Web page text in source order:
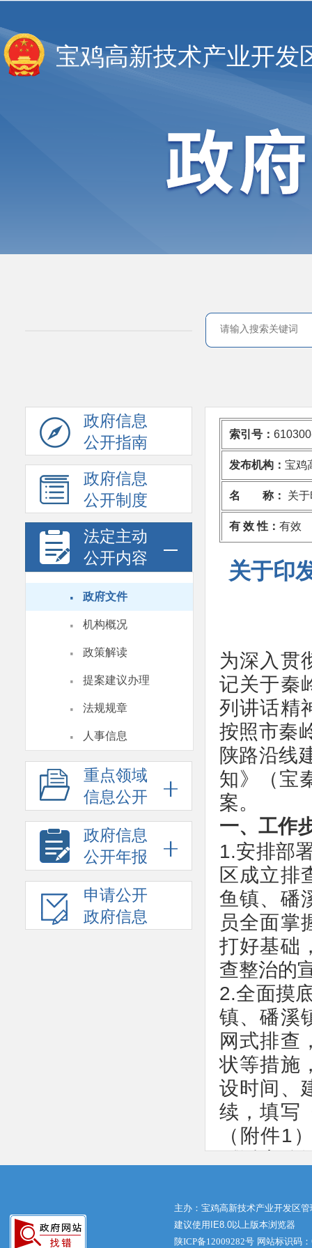
宝鸡高新技术产业开发
政府信息
公开指南
政府信息
公开制度
法定主动
公开内容
· 政府文件
· 机构概况
· 政策解读
· 提案建议办理
· 法规规章
· 人事信息
重点领域
信息公开
政府信息
公开年报
申请公开
政府信息
索引号：
发布机构： 宝鸡
名 称： 关
有 效 性： 有效
关于印
为深入贯
记关于秦
列讲话精
按照市秦
陕路沿线
知》（宝
案。
一、工作
1.安排部
区成立排
鱼镇、磻
员全面掌
打好基础
查整治的
2.全面摸
镇、磻溪
网式排查
状等措施
设时间、
续，填写
（附件1
岭办提供
属建筑物
主办：宝鸡高新技术产业开发区
建议使用IE8.0以上版本浏览器
陕ICP备12009282号 网站标识码